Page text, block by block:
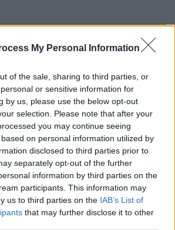
My Personal Information
of the sale, sharing to third parties, or
or sensitive information for
by us, please use the below opt-out
selection. Please note that after your
you may continue seeing
on personal information utilized by
disclosed to third parties prior to
separately opt-out of the further
information by third parties on the
participants. This information may
us to third parties on the IAB’s List of
that may further disclose it to other